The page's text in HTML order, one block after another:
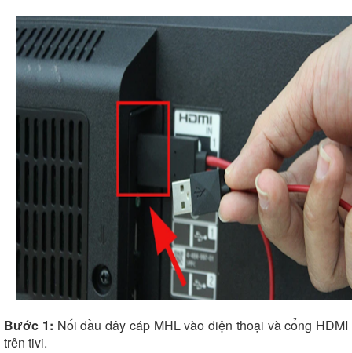
Bước 1: Nối đầu dây cáp MHL vào điện thoại và cổng HDMI
trên tivi.